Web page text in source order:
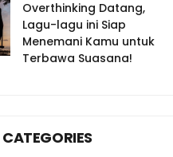
Overthinking Datang,
Lagu-lagu ini Siap
Menemani Kamu untuk
Terbawa Suasana!
CATEGORIES